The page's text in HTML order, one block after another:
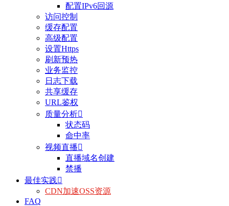
配置IPv6回源
访问控制
缓存配置
高级配置
设置Https
刷新预热
业务监控
日志下载
共享缓存
URL鉴权
质量分析
状态码
命中率
视频直播
直播域名创建
禁播
最佳实践
CDN加速OSS资源
FAQ